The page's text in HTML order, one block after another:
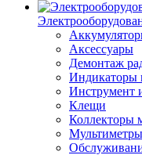
Аксессуары
Демонтаж
Индикаторы
Инструмент
Клещи
Коллекторы
Мультиметры